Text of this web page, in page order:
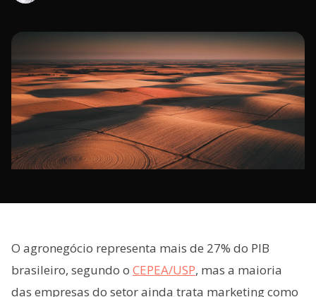
O agronegócio representa mais de 27% do PIB
brasileiro, segundo o CEPEA/USP, mas a maioria
das empresas do setor ainda trata marketing como